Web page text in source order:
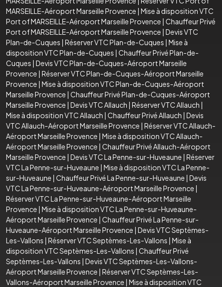
MARSEILLE-Aéroport Marseille Provence | Mise à disposition VTC
Port of MARSEILLE-Aéroport Marseille Provence | Chauffeur Privé
Port of MARSEILLE-Aéroport Marseille Provence | Devis VTC
Plan-de-Cuques | Réserver VTC Plan-de-Cuques | Mise à
disposition VTC Plan-de-Cuques | Chauffeur Privé Plan-de-
Cuques | Devis VTC Plan-de-Cuques-Aéroport Marseille
Provence | Réserver VTC Plan-de-Cuques-Aéroport Marseille
Provence | Mise à disposition VTC Plan-de-Cuques-Aéroport
Marseille Provence | Chauffeur Privé Plan-de-Cuques-Aéroport
Marseille Provence | Devis VTC Allauch | Réserver VTC Allauch |
Mise à disposition VTC Allauch | Chauffeur Privé Allauch | Devis
VTC Allauch-Aéroport Marseille Provence | Réserver VTC Allauch-
Aéroport Marseille Provence | Mise à disposition VTC Allauch-
Aéroport Marseille Provence | Chauffeur Privé Allauch-Aéroport
Marseille Provence | Devis VTC La Penne-sur-Huveaune | Réserver
VTC La Penne-sur-Huveaune | Mise à disposition VTC La Penne-
sur-Huveaune | Chauffeur Privé La Penne-sur-Huveaune | Devis
VTC La Penne-sur-Huveaune-Aéroport Marseille Provence |
Réserver VTC La Penne-sur-Huveaune-Aéroport Marseille
Provence | Mise à disposition VTC La Penne-sur-Huveaune-
Aéroport Marseille Provence | Chauffeur Privé La Penne-sur-
Huveaune-Aéroport Marseille Provence | Devis VTC Septèmes-
Les-Vallons | Réserver VTC Septèmes-Les-Vallons | Mise à
disposition VTC Septèmes-Les-Vallons | Chauffeur Privé
Septèmes-Les-Vallons | Devis VTC Septèmes-Les-Vallons-
Aéroport Marseille Provence | Réserver VTC Septèmes-Les-
Vallons-Aéroport Marseille Provence | Mise à disposition VTC